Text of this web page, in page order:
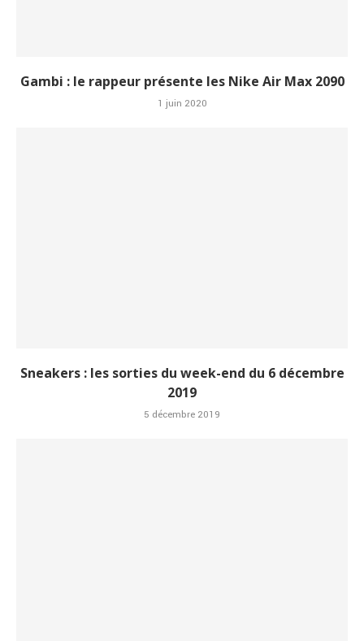
Gambi : le rappeur présente les Nike Air Max 2090
1 juin 2020
Sneakers : les sorties du week-end du 6 décembre
2019
5 décembre 2019